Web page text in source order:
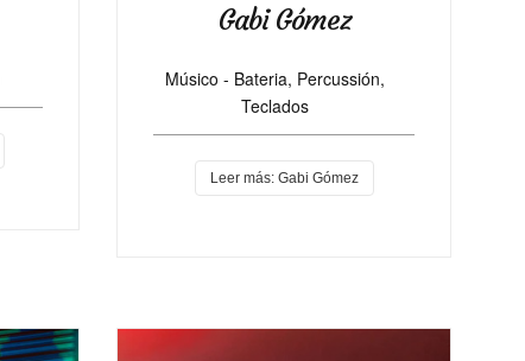
Gabi Gómez
Músico - Bateria, Percussión,
Teclados
Leer más: Gabi Gómez